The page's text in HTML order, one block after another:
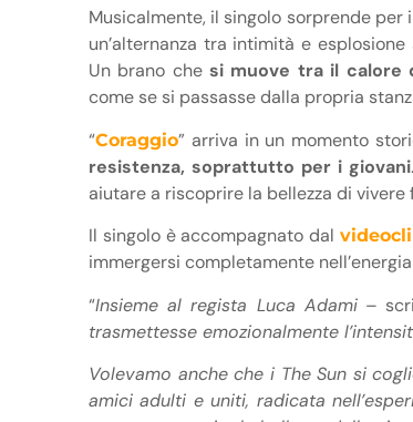
Musicalmente, il singolo sorprende per
un’alternanza tra intimità e
Un brano chesi muove tra il calore
come se si passasse dalla propria
“Coraggio” arriva in un momento
resistenza, soprattutto per i giovani
aiutare a riscoprire la bellezza di vivere
Il singolo è accompagnato dal
immergersi completamente
“Insieme al regista Luca Adami–
trasmettesse emozionalmente
Volevamo anche che i The Sun si
amici adulti e uniti, radicata